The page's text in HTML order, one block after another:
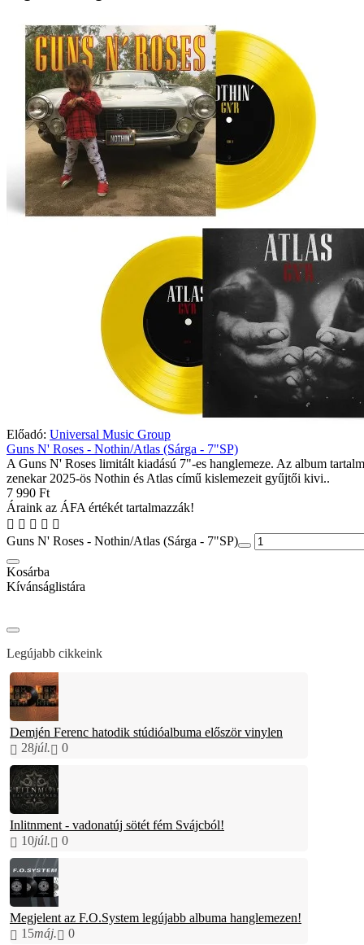
Előadó: Universal Music Group
Guns N' Roses - Nothin/Atlas (Sárga - 7"SP)
A Guns N' Roses limitált kiadású 7"-es hanglemeze. Az album
zenekar 2025-ös Nothin és Atlas című kislemezeit gyűjtői kivi..
7 990 Ft
Áraink az ÁFA értékét tartalmazzák!
Guns N' Roses - Nothin/Atlas (Sárga - 7"SP)
Kosárba
Kívánságlistára
Legújabb cikkeink
Demjén Ferenc hatodik stúdióalbuma először vinylen
28júl. 0
Inlitnment - vadonatúj sötét fém Svájcból!
10júl. 0
Megjelent az F.O.System legújabb albuma hanglemezen!
15máj. 0